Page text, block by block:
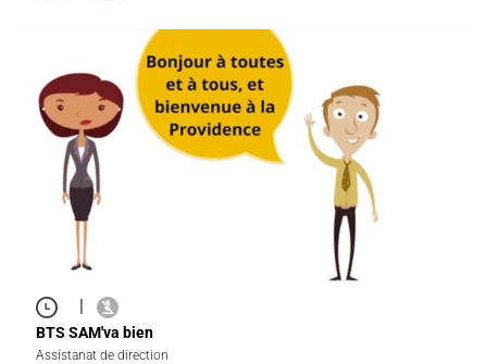
|
BTS SAM'va bien
Assistanat de direction